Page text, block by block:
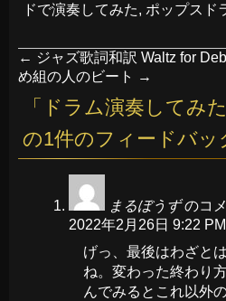
ドで演奏してみた, ポップスド
← ジャズ歌詞和訳 Waltz for
め組の人のビート
→
「 ドラム演奏してみ
の1件のフィードバッ
まるぼうず のコ
2022年2月26日 9:22 PM
げっ、最後はわざと
ね。変わった終わり
んでみるとこれ以外